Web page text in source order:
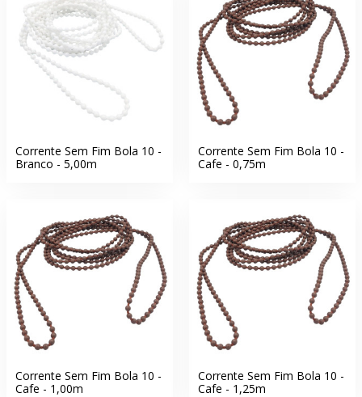
Corrente Sem Fim Bola 10 -
Branco - 5,00m
Corrente Sem Fim Bola 10 -
Cafe - 0,75m
Corrente Sem Fim Bola 10 -
Cafe - 1,00m
Corrente Sem Fim Bola 10 -
Cafe - 1,25m